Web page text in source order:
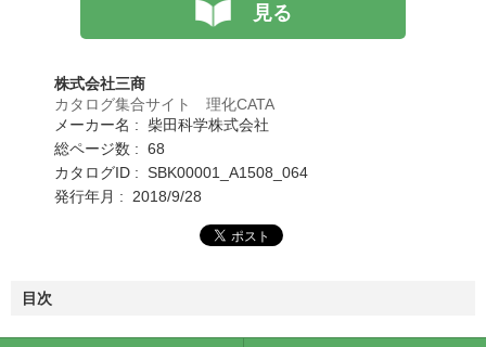
見る
株式会社三商
カタログ集合サイト 理化CATA
メーカー名 : 柴田科学株式会社
総ページ数 : 68
カタログID : SBK00001_A1508_064
発行年月 : 2018/9/28
目次